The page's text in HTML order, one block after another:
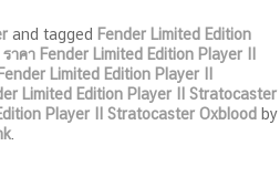
and tagged Fender Limited Edition
ราคา Fender Limited Edition Player II
Limited Edition Player II
Limited Edition Player II Stratocaster
Player II Stratocaster Oxblood by